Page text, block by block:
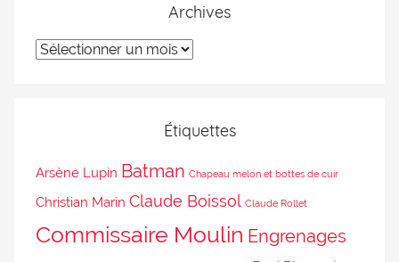
Archives
Étiquettes
Arsène Lupin Batman Chapeau melon et bottes de cuir
Christian Marin Claude Boissol Claude Rollet
Commissaire Moulin Engrenages